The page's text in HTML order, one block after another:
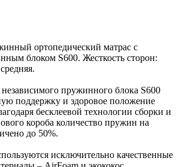
ортопедический матрас с
блоком S600. Жесткость сторон:
пружинного блока S600
поддержку и здоровое положение
бесклеевой технологии сборки и
короба количество пружин на
до 50%.
исключительно качественные